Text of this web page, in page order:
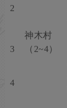
2
神木村
（2~4）
3
4